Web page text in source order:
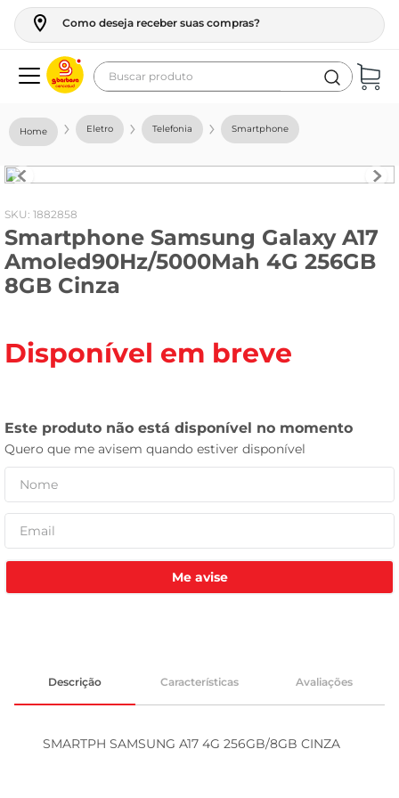
Como deseja receber suas compras?
Buscar produto
Eletro Telefonia Smartphone
: 1882858
Smartphone Samsung Galaxy A17
Amoled90Hz/5000Mah 4G 256GB
8GB Cinza
Disponível em breve
Me avise
Descrição Características Avaliações
SMARTPH SAMSUNG A17 4G 256GB/8GB CINZA
geladeira
fogao
café
cerveja
vinho
celular